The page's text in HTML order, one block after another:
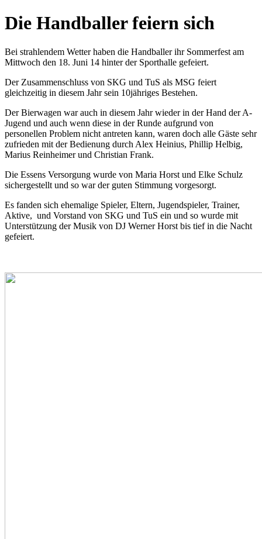
Die Handballer feiern sich
Bei strahlendem Wetter haben die Handballer ihr Sommerfest am
Mittwoch den 18. Juni 14 hinter der Sporthalle gefeiert.
Der Zusammenschluss von SKG und TuS als MSG feiert
gleichzeitig in diesem Jahr sein 10jähriges Bestehen.
Der Bierwagen war auch in diesem Jahr wieder in der Hand der A-
Jugend und auch wenn diese in der Runde aufgrund von
personellen Problem nicht antreten kann, waren doch alle Gäste sehr
zufrieden mit der Bedienung durch Alex Heinius, Phillip Helbig,
Marius Reinheimer und Christian Frank.
Die Essens Versorgung wurde von Maria Horst und Elke Schulz
sichergestellt und so war der guten Stimmung vorgesorgt.
Es fanden sich ehemalige Spieler, Eltern, Jugendspieler, Trainer,
Aktive, und Vorstand von SKG und TuS ein und so wurde mit
Unterstützung der Musik von DJ Werner Horst bis tief in die Nacht
gefeiert.